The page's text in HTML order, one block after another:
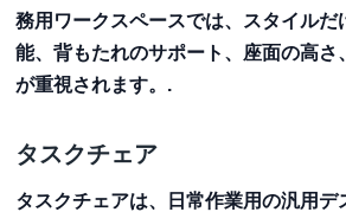
務用ワークスペースでは、スタイルだ
能、背もたれのサポート、座面の高さ
が重視されます。.
タスクチェア
タスクチェアは、日常作業用の汎用デ